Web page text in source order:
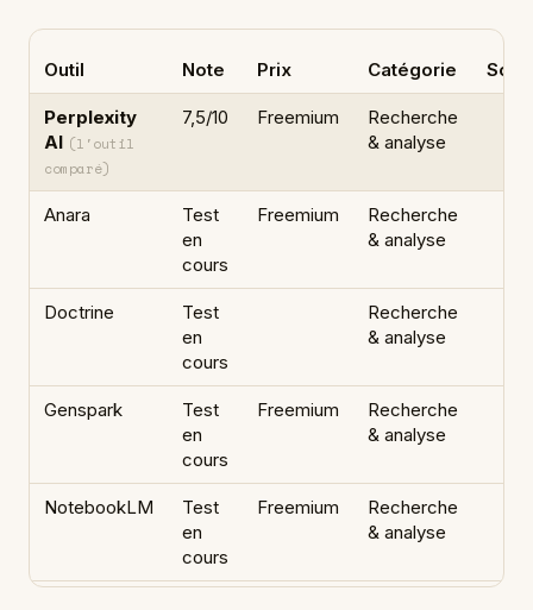
Outil Note Prix Catégorie
Perplexity
AI (l'outil
comparé)
7,5/10 Freemium
Recherche
& analyse
Anara
Test
en
cours
Freemium
Recherche
& analyse
Doctrine
Test
en
cours
Recherche
& analyse
Genspark
Test
en
cours
Freemium
Recherche
& analyse
NotebookLM
Test
en
cours
Freemium
Recherche
& analyse